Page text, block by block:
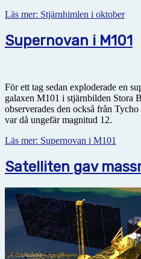
Läs mer: Stjärnhimlen i oktober
Supernovan i M101
För ett tag sedan exploderade en
galaxen M101 i stjärnbilden Stora
observerades den också från
var då ungefär magnitud 12.
Läs mer: Supernovan i M101
Satelliten gav